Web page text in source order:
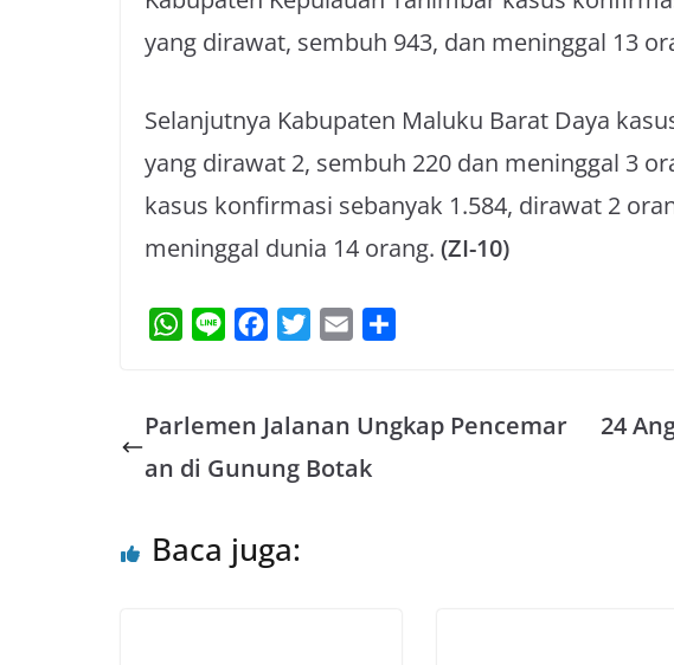
yang dirawat, sembuh 943, dan meninggal 13
Selanjutnya Kabupaten Maluku Barat Daya
yang dirawat 2, sembuh 220 dan meninggal 3
kasus konfirmasi sebanyak 1.584, dirawat 2
meninggal dunia 14 orang. (ZI-10)
W
t
s
p
e
e
k
t
t
r
Parlemen Jalanan Ungkap Pencemar
an di Gunung Botak
24
Baca juga: